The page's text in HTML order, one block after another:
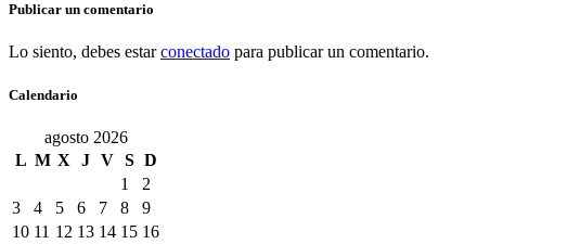
Publicar un comentario
Lo siento, debes estarconectado para publicar un comentario.
Calendario
agosto 2026
L M X J V S D
1
2
3
4 5 6 7 8
9
10 11 12 13 14 15 16